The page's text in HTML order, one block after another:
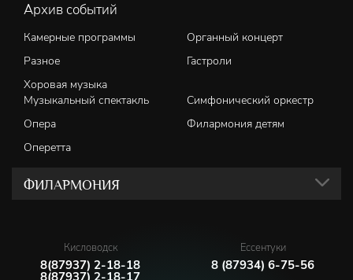
Архив событий
Камерные программы
Органный концерт
Разное
Гастроли
Хоровая музыка
Музыкальный спектакль
Симфонический оркестр
Опера
Филармония детям
Оперетта
ФИЛАРМОНИЯ
Кисловодск
8(87937) 2-18-18
Ессентуки
8 (87934) 6-75-56